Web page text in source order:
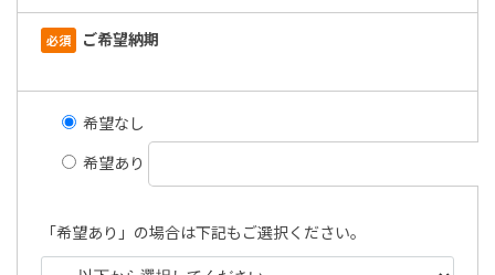
必須 ご希望納期
希望なし
希望あり
「希望あり」の場合は下記もご選択ください。